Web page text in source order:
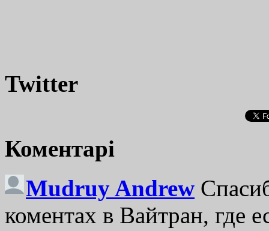
Twitter
Коментарі
Mudruy Andrew
коментах в Вайтран, где